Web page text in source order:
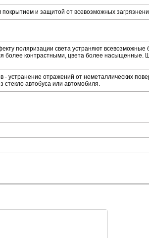
и защитой от всевозможных
поляризации света устраняют всевозможные
более контрастными, цвета более насыщенные.
устранение отражений от неметаллических
стекло автобуса или автомобиля.